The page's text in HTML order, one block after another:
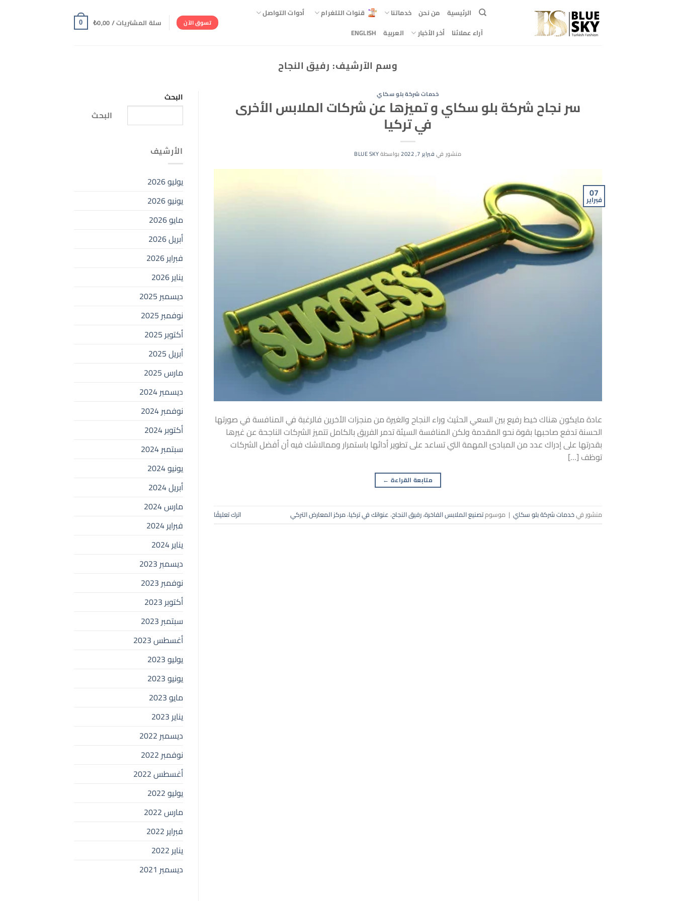
الرئيسية من نحن خدماتنا قنوات التلغرام
أدوات التواصل
آراء عملائنا
أخر الأخبار العربية ENGLISH
تسوق الآن سلة المشتريات / ₺0,00
0
وسم الآرشيف: رفيق النجاح
خدمات شركة بلو سكاي
سر نجاح شركة بلو سكاي و تميزها عن شركات الملابس الأخرى
في تركيا
منشور فيفبراير 7, 2022 بواسطةBLUE SKY
07
فبراير
عادة مايكون هناك خيط رفيع بين السعي الحثيث وراء النجاح والغيرة من منجزات الأخرين فالرغبة في المنافسة في صورتها
الحسنة تدفع صاحبها بقوة نحو المقدمة ولكن المنافسة السيئة تدمر الفريق بالكامل تتميز الشركات الناجحة عن غيرها
بقدرتها على إدراك عدد من المبادئ المهمة التي تساعد على تطوير أدائها باستمرار وممالاشك فيه أن أفضل الشركات
توظف […]
متابعة القراءة ←
منشور فيخدمات شركة بلو سكاي | موسومتصنيع الملابس الفاخرة،رفيق النجاح،عنوانك في تركيا،مركز المعارض التركي اترك تعليقًا
البحث
البحث
الأرشيف
يوليو 2026
يونيو 2026
مايو 2026
أبريل 2026
فبراير 2026
يناير 2026
ديسمبر 2025
نوفمبر 2025
أكتوبر 2025
أبريل 2025
مارس 2025
ديسمبر 2024
نوفمبر 2024
أكتوبر 2024
سبتمبر 2024
يونيو 2024
أبريل 2024
مارس 2024
فبراير 2024
يناير 2024
ديسمبر 2023
نوفمبر 2023
أكتوبر 2023
سبتمبر 2023
أغسطس 2023
يوليو 2023
يونيو 2023
مايو 2023
يناير 2023
ديسمبر 2022
نوفمبر 2022
أغسطس 2022
يوليو 2022
مارس 2022
فبراير 2022
يناير 2022
ديسمبر 2021